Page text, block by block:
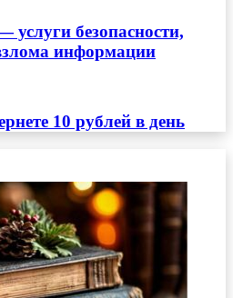
безопасности,
информации
10 рублей в день